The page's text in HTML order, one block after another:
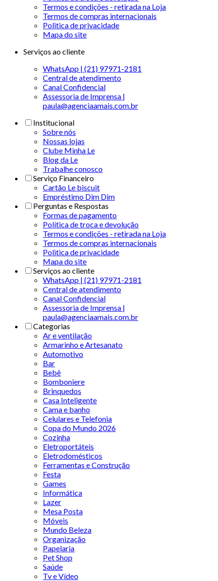
Termos e condições - retirada na Loja
Termos de compras internacionais
Politica de privacidade
Mapa do site
Serviços ao cliente
WhatsApp | (21) 97971-2181
Central de atendimento
Canal Confidencial
Assessoria de Imprensa |
paula@agenciaamais.com.br
Institucional
Sobre nós
Nossas lojas
Clube Minha Le
Blog da Le
Trabalhe conosco
Serviço Financeiro
Cartão Le biscuit
Empréstimo Dim Dim
Perguntas e Respostas
Formas de pagamento
Política de troca e devolução
Termos e condições - retirada na Loja
Termos de compras internacionais
Politica de privacidade
Mapa do site
Serviços ao cliente
WhatsApp | (21) 97971-2181
Central de atendimento
Canal Confidencial
Assessoria de Imprensa |
paula@agenciaamais.com.br
Categorias
Ar e ventilação
Armarinho e Artesanato
Automotivo
Bar
Bebê
Bomboniere
Brinquedos
Casa Inteligente
Cama e banho
Celulares e Telefonia
Copa do Mundo 2026
Cozinha
Eletroportáteis
Eletrodomésticos
Ferramentas e Construção
Festa
Games
Informática
Lazer
Mesa Posta
Móveis
Mundo Beleza
Organização
Papelaria
Pet Shop
Saúde
Tv e Vídeo